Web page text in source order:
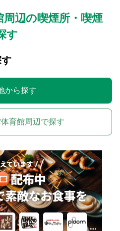
周辺の喫煙所・喫煙
す
から探す
育館周辺で探す